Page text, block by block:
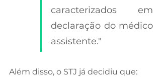
caracterizados em
declaração do médico
assistente."
Além disso, o STJ já decidiu que: